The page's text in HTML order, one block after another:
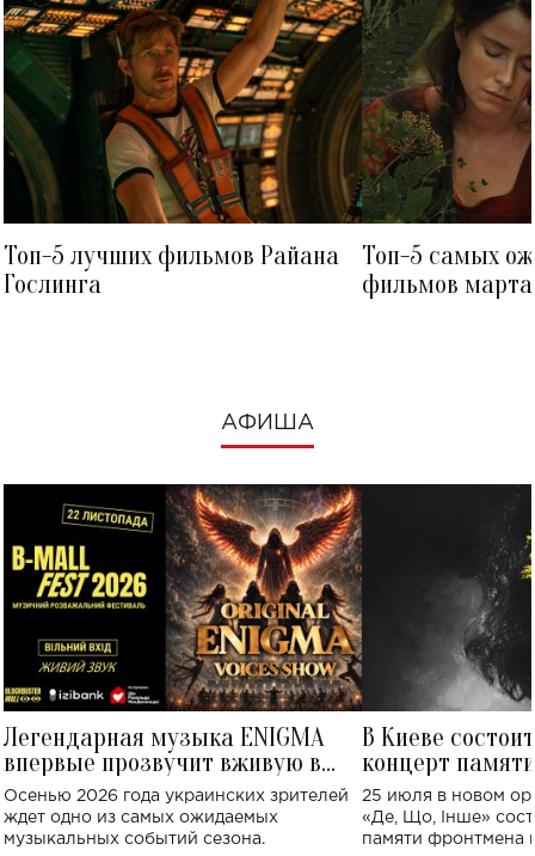
Топ-5 лучших фильмов Райана
Гослинга
Топ-5 самых
фильмов
АФИША
Легендарная музыка ENIGMA
впервые прозвучит вживую в
Украине: где состоится концерт
Осенью 2026 года украинских зрителей
ждет одно из самых ожидаемых
музыкальных событий сезона.
В Киеве
концерт
Клименко:
исполнят песни
25 июля в новом
«Де, Що, Інше»
памяти фронтмена